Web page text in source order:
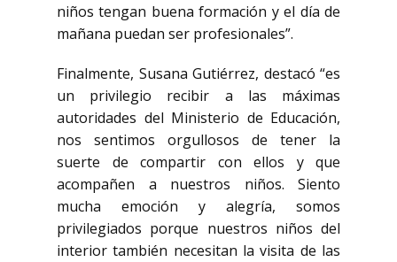
niños tengan buena formación y el día de
mañana puedan ser profesionales”.
Finalmente, Susana Gutiérrez, destacó “es
un privilegio recibir a las máximas
autoridades del Ministerio de Educación,
nos sentimos orgullosos de tener la
suerte de compartir con ellos y que
acompañen a nuestros niños. Siento
mucha emoción y alegría, somos
privilegiados porque nuestros niños del
interior también necesitan la visita de las